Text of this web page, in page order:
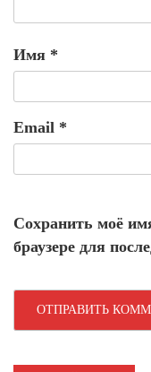
Имя *
Email *
Сохранить моё
браузере для